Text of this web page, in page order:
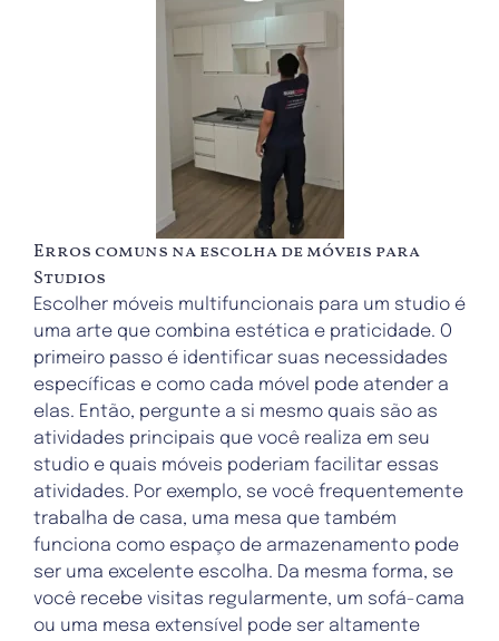
Erros comuns na escolha de móveis para
Studios
Escolher móveis multifuncionais para um studio é
uma arte que combina estética e praticidade. O
primeiro passo é identificar suas necessidades
específicas e como cada móvel pode atender a
elas. Então, pergunte a si mesmo quais são as
atividades principais que você realiza em seu
studio e quais móveis poderiam facilitar essas
atividades. Por exemplo, se você frequentemente
trabalha de casa, uma mesa que também
funciona como espaço de armazenamento pode
ser uma excelente escolha. Da mesma forma, se
você recebe visitas regularmente, um sofá-cama
ou uma mesa extensível pode ser altamente